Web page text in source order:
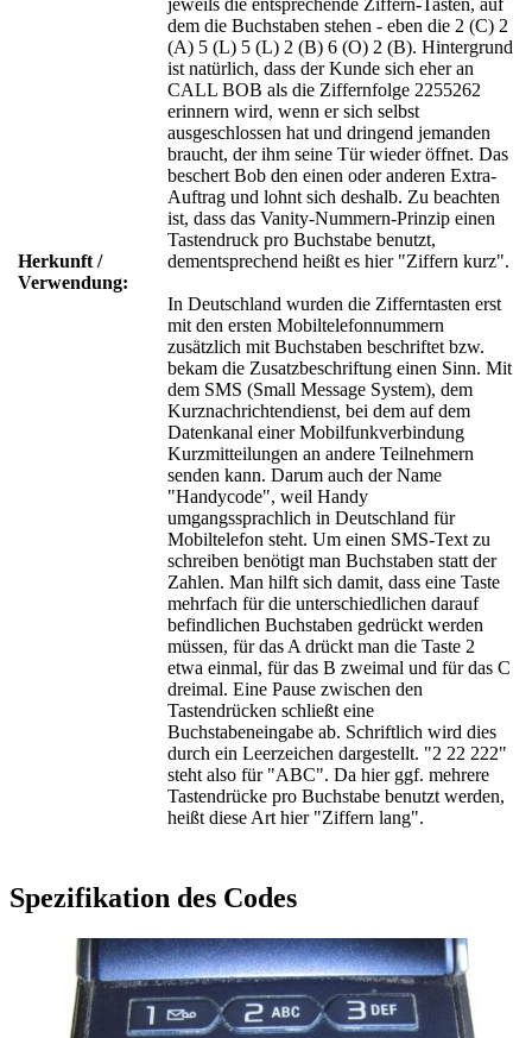
Herkunft /
Verwendung:
dem die Buchstaben stehen - eben die 2 (C) 2
(A) 5 (L) 5 (L) 2 (B) 6 (O) 2 (B). Hintergrund
ist natürlich, dass der Kunde sich eher an
CALL BOB als die Ziffernfolge 2255262
erinnern wird, wenn er sich selbst
ausgeschlossen hat und dringend jemanden
braucht, der ihm seine Tür wieder öffnet. Das
beschert Bob den einen oder anderen Extra-
Auftrag und lohnt sich deshalb. Zu beachten
ist, dass das Vanity-Nummern-Prinzip einen
Tastendruck pro Buchstabe benutzt,
dementsprechend heißt es hier "Ziffern kurz".
In Deutschland wurden die Zifferntasten erst
mit den ersten Mobiltelefonnummern
zusätzlich mit Buchstaben beschriftet bzw.
bekam die Zusatzbeschriftung einen Sinn. Mit
dem SMS (Small Message System), dem
Kurznachrichtendienst, bei dem auf dem
Datenkanal einer Mobilfunkverbindung
Kurzmitteilungen an andere Teilnehmern
senden kann. Darum auch der Name
"Handycode", weil Handy
umgangssprachlich in Deutschland für
Mobiltelefon steht. Um einen SMS-Text zu
schreiben benötigt man Buchstaben statt der
Zahlen. Man hilft sich damit, dass eine Taste
mehrfach für die unterschiedlichen darauf
befindlichen Buchstaben gedrückt werden
müssen, für das A drückt man die Taste 2
etwa einmal, für das B zweimal und für das C
dreimal. Eine Pause zwischen den
Tastendrücken schließt eine
Buchstabeneingabe ab. Schriftlich wird dies
durch ein Leerzeichen dargestellt. "2 22 222"
steht also für "ABC". Da hier ggf. mehrere
Tastendrücke pro Buchstabe benutzt werden,
heißt diese Art hier "Ziffern lang".
Spezifikation des Codes